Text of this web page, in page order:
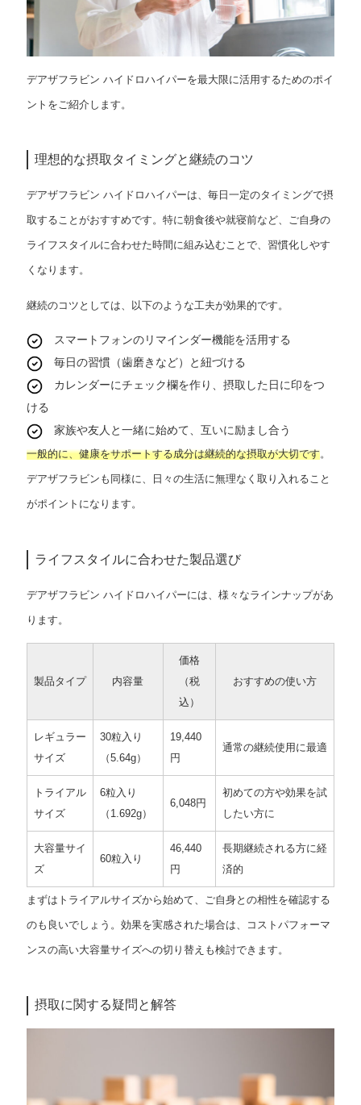
デアザフラビン ハイドロハイパーを最大限に活用するためのポイ
ントをご紹介します。
理想的な摂取タイミングと継続のコツ
デアザフラビン ハイドロハイパーは、毎日一定のタイミングで摂
取することがおすすめです。特に朝食後や就寝前など、ご自身の
ライフスタイルに合わせた時間に組み込むことで、習慣化しやす
くなります。
継続のコツとしては、以下のような工夫が効果的です。
スマートフォンのリマインダー機能を活用する
毎日の習慣（歯磨きなど）と紐づける
カレンダーにチェック欄を作り、摂取した日に印をつ
ける
家族や友人と一緒に始めて、互いに励まし合う
一般的に、健康をサポートする成分は継続的な摂取が大切です。
デアザフラビンも同様に、日々の生活に無理なく取り入れること
がポイントになります。
ライフスタイルに合わせた製品選び
デアザフラビン ハイドロハイパーには、様々なラインナップがあ
ります。
製品タイプ 内容量
価格
（税
込）
おすすめの使い方
レギュラー
サイズ
30粒入り
（5.64g）
19,440
円
通常の継続使用に最適
トライアル
サイズ
6粒入り
（1.692g）
6,048円
初めての方や効果を試
したい方に
大容量サイ
ズ
60粒入り
46,440
円
長期継続される方に経
済的
まずはトライアルサイズから始めて、ご自身との相性を確認する
のも良いでしょう。効果を実感された場合は、コストパフォーマ
ンスの高い大容量サイズへの切り替えも検討できます。
摂取に関する疑問と解答